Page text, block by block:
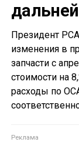
Президент
изменения в
запчасти с
стоимости на
расходы по